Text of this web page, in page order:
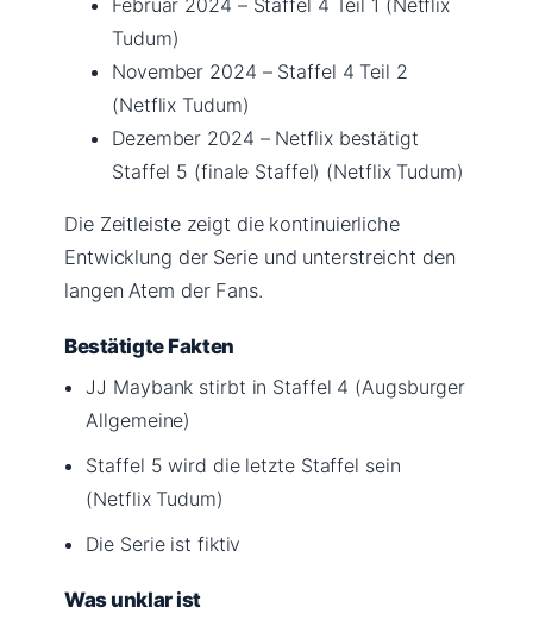
Tudum)
November 2024 – Staffel 4 Teil 2
(Netflix Tudum)
Dezember 2024 – Netflix bestätigt
Staffel 5 (finale Staffel) (Netflix Tudum)
Die Zeitleiste zeigt die kontinuierliche
Entwicklung der Serie und unterstreicht den
langen Atem der Fans.
Bestätigte Fakten
JJ Maybank stirbt in Staffel 4 (Augsburger
Allgemeine)
Staffel 5 wird die letzte Staffel sein
(Netflix Tudum)
Die Serie ist fiktiv
Was unklar ist